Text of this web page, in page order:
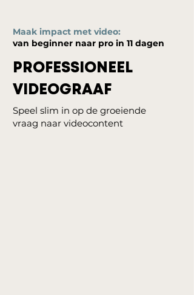
Maak impact met video:
van beginner naar pro in 11 dagen
PROFESSIONEEL
VIDEOGRAAF
Speel slim in op de groeiende
vraag naar videocontent